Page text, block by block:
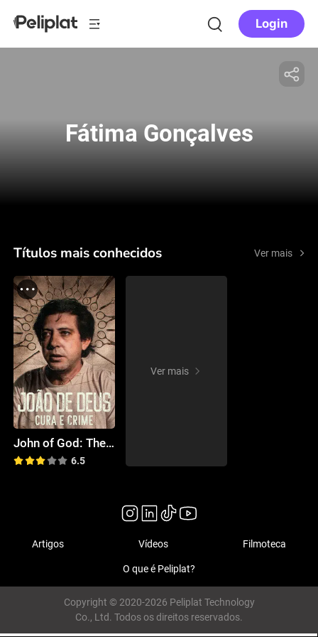
Login
Fátima Gonçalves
Títulos mais conhecidos Ver mais
John of God: The Crimes of a Spiritual Healer
6.5
Ver mais
Artigos Vídeos Filmoteca
O que é Peliplat?
Copyright © 2020-2026 Peliplat Technology
Co., Ltd. Todos os direitos reservados.